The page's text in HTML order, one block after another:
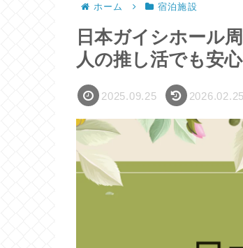
ホーム 宿泊施設
日本ガイシホール
人の推し活でも安心
2025.09.25 2026.02.25